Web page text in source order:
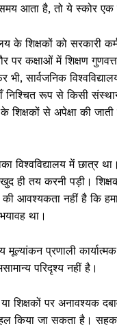
आता है, तो ये स्कोर एक
के शिक्षकों को सरकारी
कक्षाओं में शिक्षण
भी, सार्वजनिक
निश्चित रूप से किसी
के शिक्षकों से अपेक्षा की
विश्वविद्यालय में छात्र
ही तय करनी पड़ी।
आवश्यकता नहीं है कि
था।
प्रणाली
परिदृश्य नहीं है।
शिक्षकों पर अनावश्यक
किया जा सकता है।